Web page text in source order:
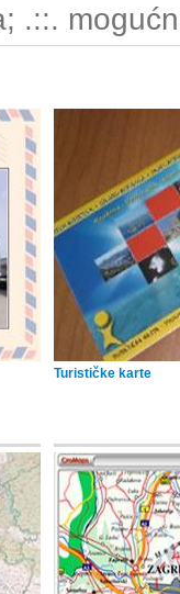
.::.
Turističke karte